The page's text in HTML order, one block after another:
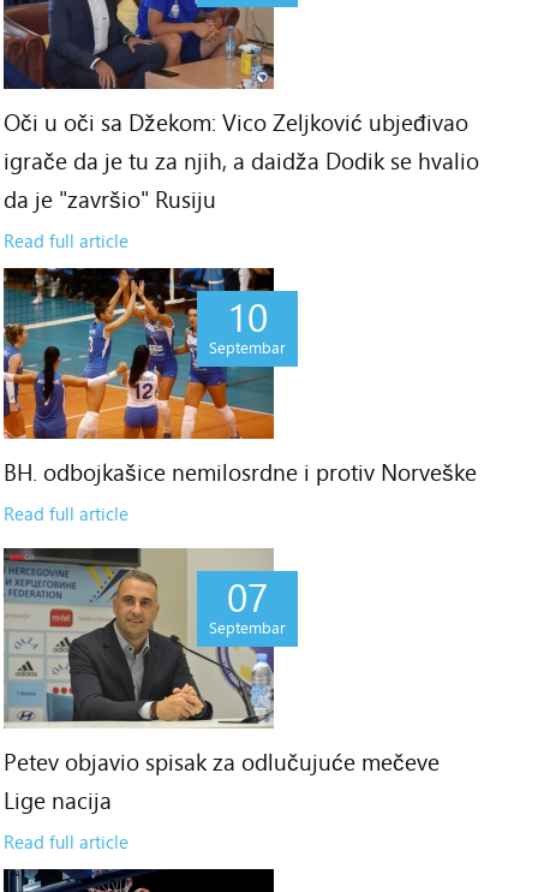
Oči u oči sa Džekom: Vico Zeljković ubjeđivao
igrače da je tu za njih, a daidža Dodik se hvalio
da je "završio" Rusiju
Read full article
10
Septembar
BH. odbojkašice nemilosrdne i protiv Norveške
Read full article
07
Septembar
Petev objavio spisak za odlučujuće mečeve
Lige nacija
Read full article